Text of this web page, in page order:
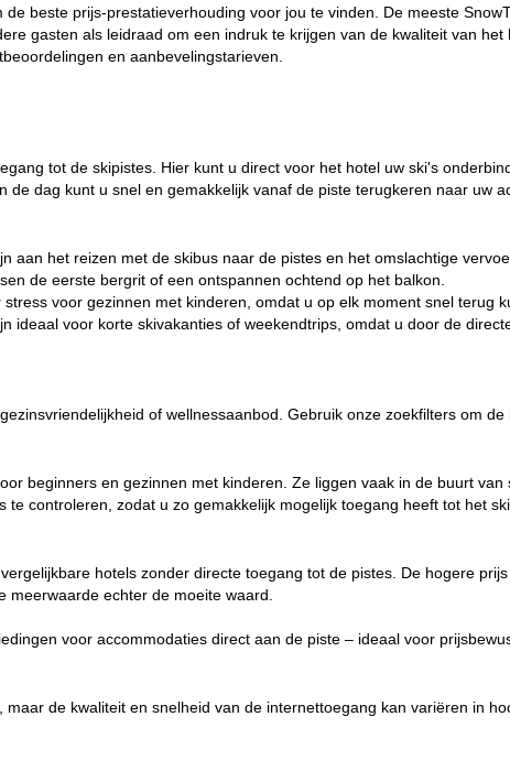
beste prijs-prestatieverhouding voor jou te vinden. De meeste
gasten als leidraad om een indruk te krijgen van de kwaliteit van
en aanbevelingstarieven.
tot de skipistes. Hier kunt u direct voor het hotel uw ski's
dag kunt u snel en gemakkelijk vanaf de piste terugkeren naar uw
aan het reizen met de skibus naar de pistes en het omslachtige
de eerste bergrit of een ontspannen ochtend op het balkon.
stress voor gezinnen met kinderen, omdat u op elk moment snel terug
ideaal voor korte skivakanties of weekendtrips, omdat u door de
of wellnessaanbod . Gebruik onze zoekfilters om
beginners en gezinnen met kinderen. Ze liggen vaak in de buurt
controleren, zodat u zo gemakkelijk mogelijk toegang heeft tot het
hotels zonder directe toegang tot de pistes. De hogere
echter de moeite waard.
voor accommodaties direct aan de piste – ideaal voor
de kwaliteit en snelheid van de internettoegang kan variëren in